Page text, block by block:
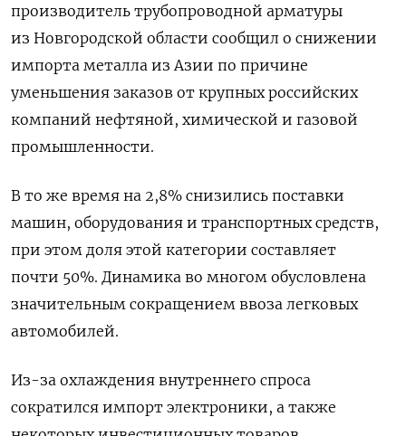
производитель трубопроводной арматуры
из Новгородской области сообщил о снижении
импорта металла из Азии по причине
уменьшения заказов от крупных российских
компаний нефтяной, химической и газовой
промышленности.
В то же время на 2,8% снизились поставки
машин, оборудования и транспортных средств,
при этом доля этой категории составляет
почти 50%. Динамика во многом обусловлена
значительным сокращением ввоза легковых
автомобилей.
Из-за охлаждения внутреннего спроса
сократился импорт электроники, а также